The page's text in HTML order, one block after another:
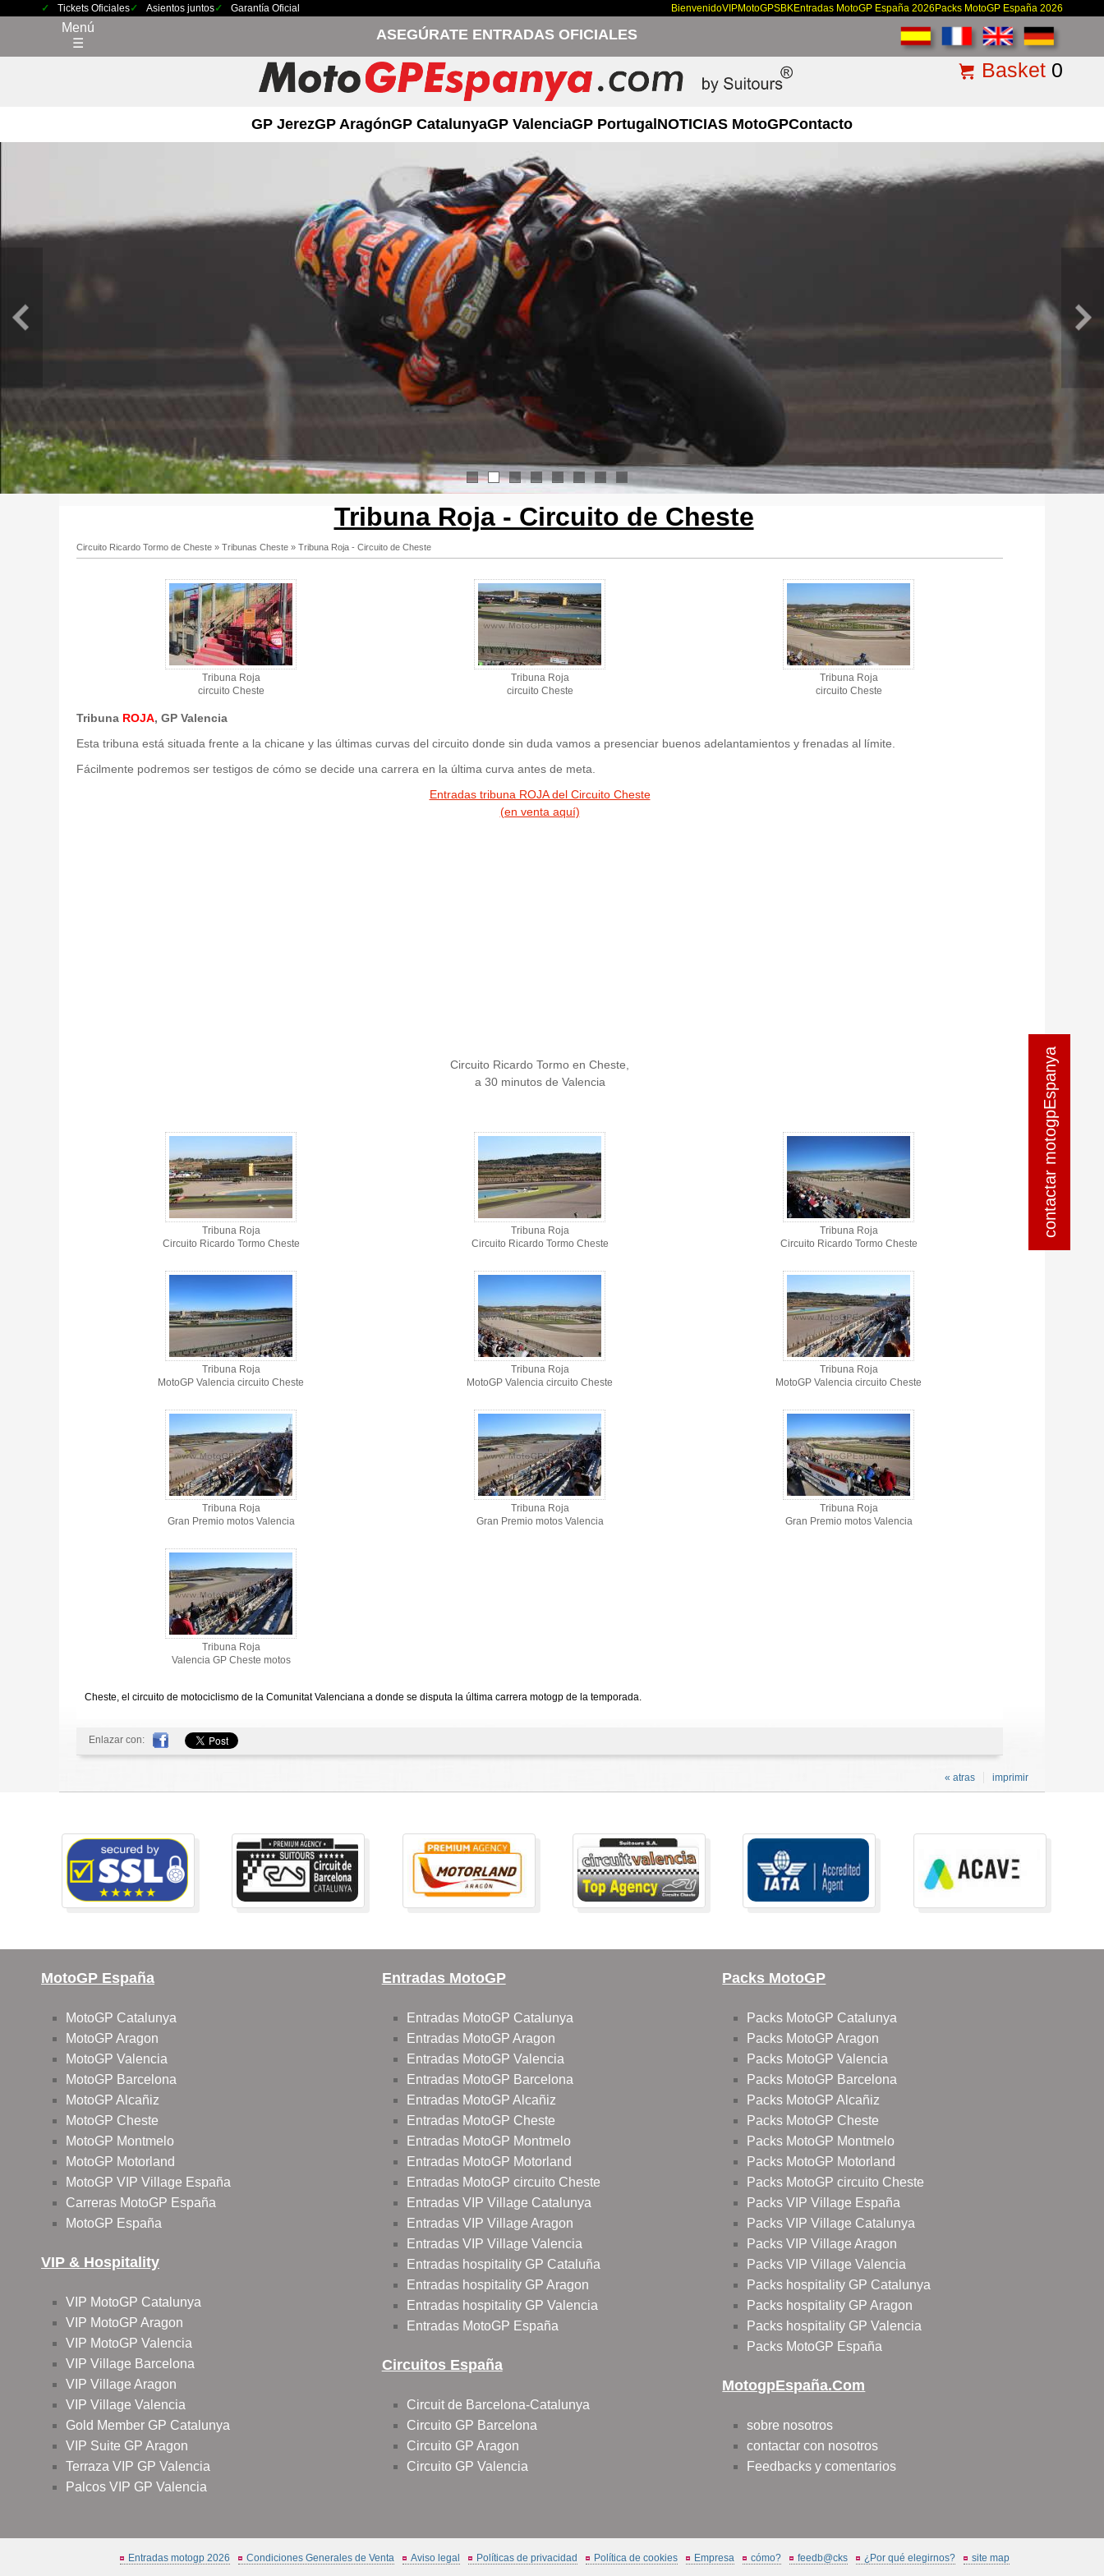
Tickets Oficiales Asientos juntos Garantía Oficial BienvenidoVIPMotoGPSBKEntradas MotoGP España 2026 Packs MotoGP España 2026
Menú
☰
ASEGÚRATE ENTRADAS OFICIALES
Basket 0
GP JerezGP AragónGP CatalunyaGP ValenciaGP PortugalNOTICIAS MotoGPContacto
1 3 4
contactar motogpEspanya
contactar motogpEspanya
Tribuna Roja - Circuito de Cheste
Circuito Ricardo Tormo de Cheste » Tribunas Cheste » Tribuna Roja - Circuito de Cheste
Tribuna Roja
circuito Cheste
Tribuna Roja
circuito Cheste
Tribuna Roja
circuito Cheste
Tribuna ROJA, GP Valencia
Esta tribuna está situada frente a la chicane y las últimas curvas del circuito donde sin duda vamos a presenciar buenos adelantamientos y frenadas al límite.
Fácilmente podremos ser testigos de cómo se decide una carrera en la última curva antes de meta.
Entradas tribuna ROJA del Circuito Cheste
(en venta aquí)
Circuito Ricardo Tormo en Cheste,
a 30 minutos de Valencia
Tribuna Roja
Circuito Ricardo Tormo Cheste
Tribuna Roja
Circuito Ricardo Tormo Cheste
Tribuna Roja
Circuito Ricardo Tormo Cheste
Tribuna Roja
MotoGP Valencia circuito Cheste
Tribuna Roja
MotoGP Valencia circuito Cheste
Tribuna Roja
MotoGP Valencia circuito Cheste
Tribuna Roja
Gran Premio motos Valencia
Tribuna Roja
Gran Premio motos Valencia
Tribuna Roja
Gran Premio motos Valencia
Tribuna Roja
Valencia GP Cheste motos
Cheste, el circuito de motociclismo de la Comunitat Valenciana a donde se disputa la última carrera motogp de la temporada.
Enlazar con:
imprimir
« atras
MotoGP España
MotoGP Catalunya
MotoGP Aragon
MotoGP Valencia
MotoGP Barcelona
MotoGP Alcañiz
MotoGP Cheste
MotoGP Montmelo
MotoGP Motorland
MotoGP VIP Village España
Carreras MotoGP España
MotoGP España
VIP & Hospitality
VIP MotoGP Catalunya
VIP MotoGP Aragon
VIP MotoGP Valencia
VIP Village Barcelona
VIP Village Aragon
VIP Village Valencia
Gold Member GP Catalunya
VIP Suite GP Aragon
Terraza VIP GP Valencia
Palcos VIP GP Valencia
Entradas MotoGP
Entradas MotoGP Catalunya
Entradas MotoGP Aragon
Entradas MotoGP Valencia
Entradas MotoGP Barcelona
Entradas MotoGP Alcañiz
Entradas MotoGP Cheste
Entradas MotoGP Montmelo
Entradas MotoGP Motorland
Entradas MotoGP circuito Cheste
Entradas VIP Village Catalunya
Entradas VIP Village Aragon
Entradas VIP Village Valencia
Entradas hospitality GP Cataluña
Entradas hospitality GP Aragon
Entradas hospitality GP Valencia
Entradas MotoGP España
Circuitos España
Circuit de Barcelona-Catalunya
Circuito GP Barcelona
Circuito GP Aragon
Circuito GP Valencia
Packs MotoGP
Packs MotoGP Catalunya
Packs MotoGP Aragon
Packs MotoGP Valencia
Packs MotoGP Barcelona
Packs MotoGP Alcañiz
Packs MotoGP Cheste
Packs MotoGP Montmelo
Packs MotoGP Motorland
Packs MotoGP circuito Cheste
Packs VIP Village España
Packs VIP Village Catalunya
Packs VIP Village Aragon
Packs VIP Village Valencia
Packs hospitality GP Catalunya
Packs hospitality GP Aragon
Packs hospitality GP Valencia
Packs MotoGP España
MotogpEspaña.com
sobre nosotros
contactar con nosotros
Feedbacks y comentarios
Entradas motogp 2026 Condiciones Generales de Venta Aviso legal Políticas de privacidad Política de cookies Empresa cómo? feedb@cks ¿Por qué elegirnos? site map